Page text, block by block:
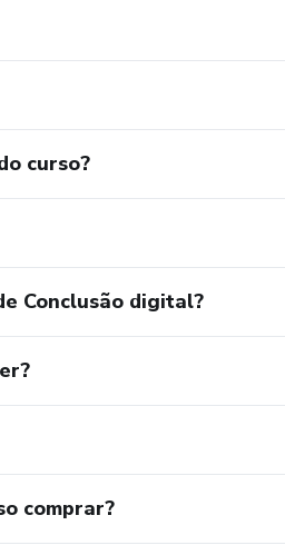
curso?
Conclusão digital?
comprar?